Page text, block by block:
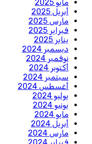
مايو 2025
أبريل 2025
مارس 2025
فبراير 2025
يناير 2025
ديسمبر 2024
نوفمبر 2024
أكتوبر 2024
سبتمبر 2024
أغسطس 2024
يوليو 2024
يونيو 2024
مايو 2024
أبريل 2024
مارس 2024